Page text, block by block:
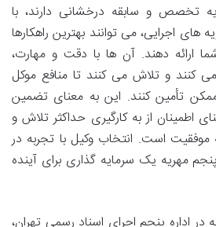
تخصص و سابقه درخشانی دارند، با
های اجرایی، می توانند بهترین راهکارها
ارائه دهند. آن ها با دقت و مهارت،
کنند و تلاش می کنند تا منافع موکل
تأمین کنند. این به معنای تضمین
اطمینان از به کارگیری حداکثر تلاش و
است. انتخاب وکیل با تجربه در
مهریه یک سرمایه گذاری برای آینده
اداره پنجم اجرای اسناد رسمی تهران،